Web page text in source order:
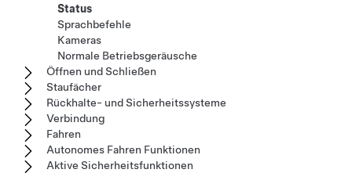
Status
Sprachbefehle
Kameras
Normale Betriebsgeräusche
Öffnen und Schließen
Staufächer
Rückhalte- und Sicherheitssysteme
Verbindung
Fahren
Autonomes Fahren Funktionen
Aktive Sicherheitsfunktionen